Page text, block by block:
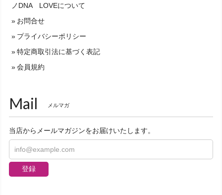
ノDNA LOVEについて
お問合せ
プライバシーポリシー
特定商取引法に基づく表記
会員規約
Mail メルマガ
当店からメールマガジンをお届けいたします。
登録